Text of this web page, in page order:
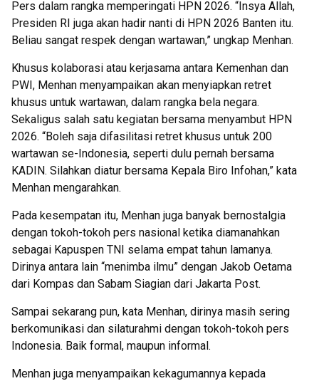
Pers dalam rangka memperingati HPN 2026. “Insya Allah,
Presiden RI juga akan hadir nanti di HPN 2026 Banten itu.
Beliau sangat respek dengan wartawan,” ungkap Menhan.
Khusus kolaborasi atau kerjasama antara Kemenhan dan
PWI, Menhan menyampaikan akan menyiapkan retret
khusus untuk wartawan, dalam rangka bela negara.
Sekaligus salah satu kegiatan bersama menyambut HPN
2026. “Boleh saja difasilitasi retret khusus untuk 200
wartawan se-Indonesia, seperti dulu pernah bersama
KADIN. Silahkan diatur bersama Kepala Biro Infohan,” kata
Menhan mengarahkan.
Pada kesempatan itu, Menhan juga banyak bernostalgia
dengan tokoh-tokoh pers nasional ketika diamanahkan
sebagai Kapuspen TNI selama empat tahun lamanya.
Dirinya antara lain “menimba ilmu” dengan Jakob Oetama
dari Kompas dan Sabam Siagian dari Jakarta Post.
Sampai sekarang pun, kata Menhan, dirinya masih sering
berkomunikasi dan silaturahmi dengan tokoh-tokoh pers
Indonesia. Baik formal, maupun informal.
Menhan juga menyampaikan kekagumannya kepada